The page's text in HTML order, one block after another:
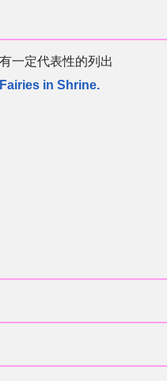
一定代表性的列出
in Shrine.